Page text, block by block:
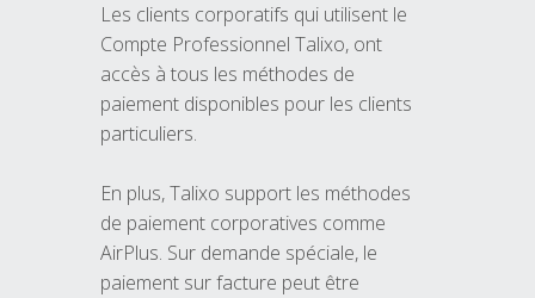
Les clients corporatifs qui utilisent le
Compte Professionnel Talixo, ont
accès à tous les méthodes de
paiement disponibles pour les clients
particuliers.
En plus, Talixo support les méthodes
de paiement corporatives comme
AirPlus. Sur demande spéciale, le
paiement sur facture peut être